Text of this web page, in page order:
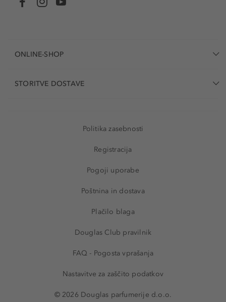
ONLINE-SHOP
STORITVE DOSTAVE
Politika zasebnosti
Registracija
Pogoji uporabe
Poštnina in dostava
Plačilo blaga
Douglas Club pravilnik
FAQ - Pogosta vprašanja
Nastavitve za zaščito podatkov
© 2026 Douglas parfumerije d.o.o.